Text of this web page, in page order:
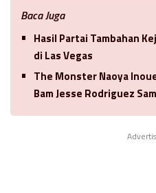
Baca Juga
Hasil Partai Tambahan
di Las Vegas
The Monster Naoya
Bam Jesse Rodriguez